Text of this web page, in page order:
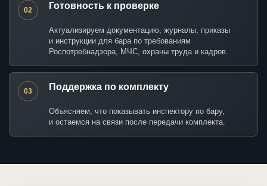
02 Готовность к проверке
Актуализируем документацию, журналы, приказы
и инструкции для бара по требованиям
Роспотребнадзора, МЧС, охраны труда и кадров.
03 Поддержка по комплекту
Объясняем, что показывать инспектору по бару,
и остаемся на связи после передачи комплекта.